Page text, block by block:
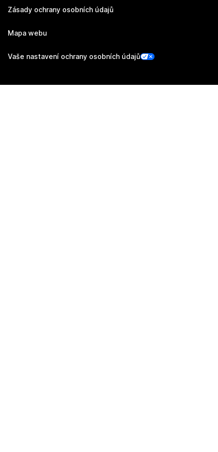
Zásady ochrany osobních údajů
Mapa webu
Vaše nastavení ochrany osobních údajů